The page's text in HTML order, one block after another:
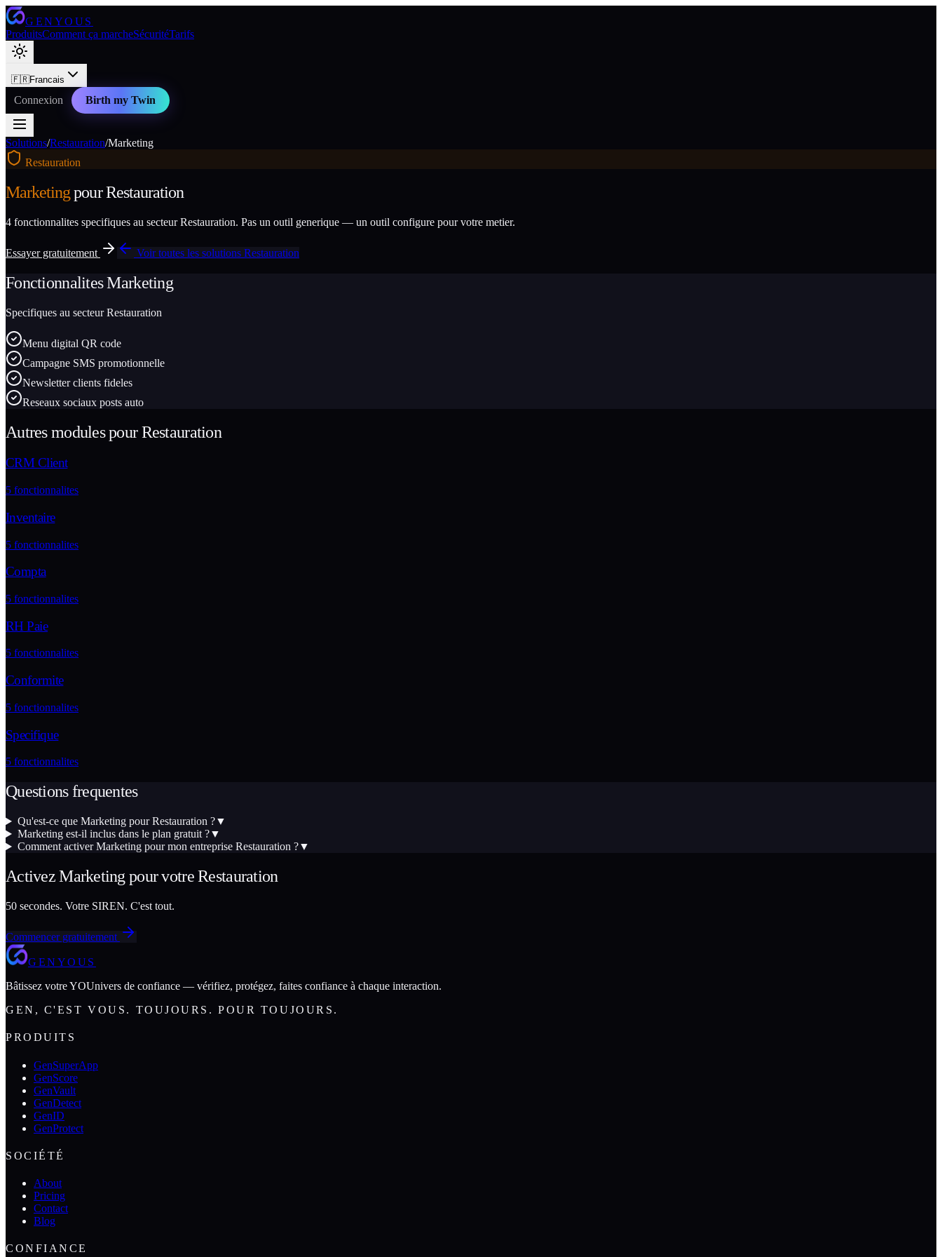
GENYOUS
ProduitsComment ça marcheSécuritéTarifs
🇫🇷Francais
Connexion Birth my Twin
Solutions/Restauration/Marketing
Restauration
MarketingpourRestauration
4 fonctionnalites specifiques au secteurRestauration. Pas un outil generique — un outil configure pour votre metier.
Essayer gratuitement Voir toutes les solutions Restauration
FonctionnalitesMarketing
Specifiques au secteurRestauration
Menu digital QR code
Campagne SMS promotionnelle
Newsletter clients fideles
Reseaux sociaux posts auto
Autres modules pourRestauration
CRM Client
5 fonctionnalites
Inventaire
5 fonctionnalites
Compta
5 fonctionnalites
RH Paie
5 fonctionnalites
Conformite
5 fonctionnalites
Specifique
5 fonctionnalites
Questions frequentes
Qu'est-ce que Marketing pour Restauration ?▼
Marketing est-il inclus dans le plan gratuit ?▼
Comment activer Marketing pour mon entreprise Restauration ?▼
ActivezMarketing pour votreRestauration
50 secondes. Votre SIREN. C'est tout.
Commencer gratuitement
GENYOUS
Bâtissez votre YOUnivers de confiance — vérifiez, protégez, faites confiance à chaque interaction.
GEN, C'EST VOUS. TOUJOURS. POUR TOUJOURS.
PRODUITS
GenSuperApp
GenScore
GenVault
GenDetect
GenID
GenProtect
SOCIÉTÉ
About
Pricing
Contact
Blog
CONFIANCE